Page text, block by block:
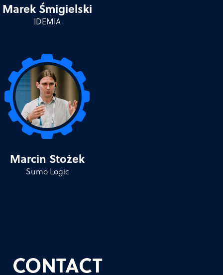
Marek Śmigielski
IDEMIA
Marcin Stożek
Sumo Logic
CONTACT